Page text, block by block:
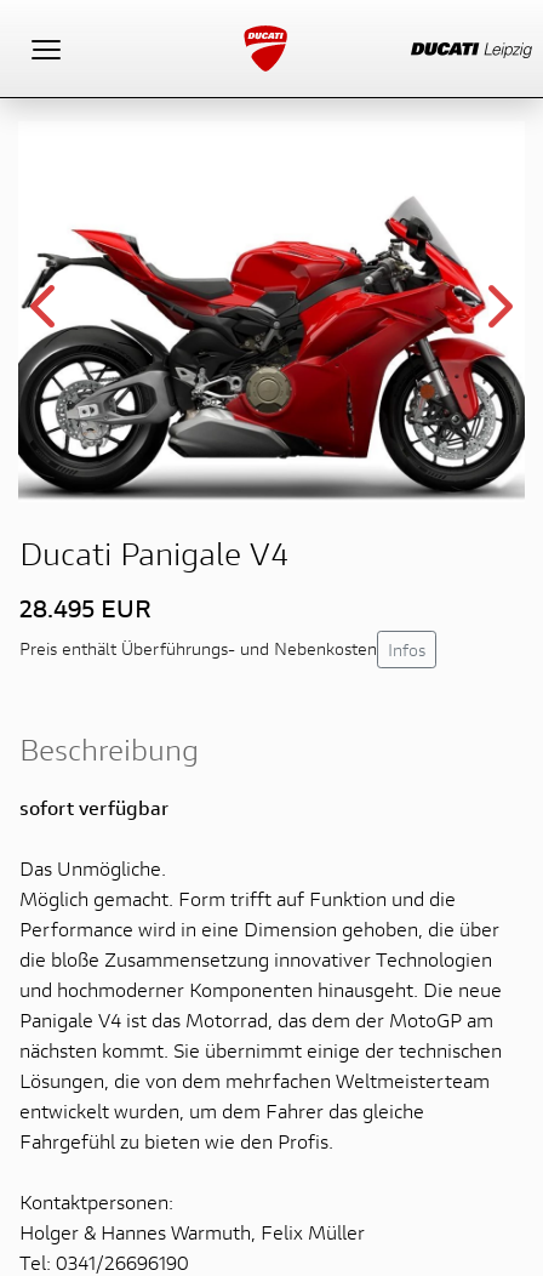
Ducati Panigale V4
28.495 EUR
Preis enthält Überführungs- und Nebenkosten Infos
Beschreibung
sofort verfügbar
Das Unmögliche.
Möglich gemacht. Form trifft auf Funktion und die
Performance wird in eine Dimension gehoben, die über
die bloße Zusammensetzung innovativer Technologien
und hochmoderner Komponenten hinausgeht. Die neue
Panigale V4 ist das Motorrad, das dem der MotoGP am
nächsten kommt. Sie übernimmt einige der technischen
Lösungen, die von dem mehrfachen Weltmeisterteam
entwickelt wurden, um dem Fahrer das gleiche
Fahrgefühl zu bieten wie den Profis.
Kontaktpersonen:
Holger & Hannes Warmuth, Felix Müller
Tel: 0341/26696190